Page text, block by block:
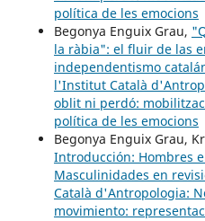
política de les emocions
Begonya Enguix Grau,
la ràbia": el fluir de las
independentismo
l'Institut Català
oblit ni perdó:
política de les emocions
Begonya Enguix Grau,
Introducción: Hombres
Masculinidades en
Català d'Antropologia:
movimiento: